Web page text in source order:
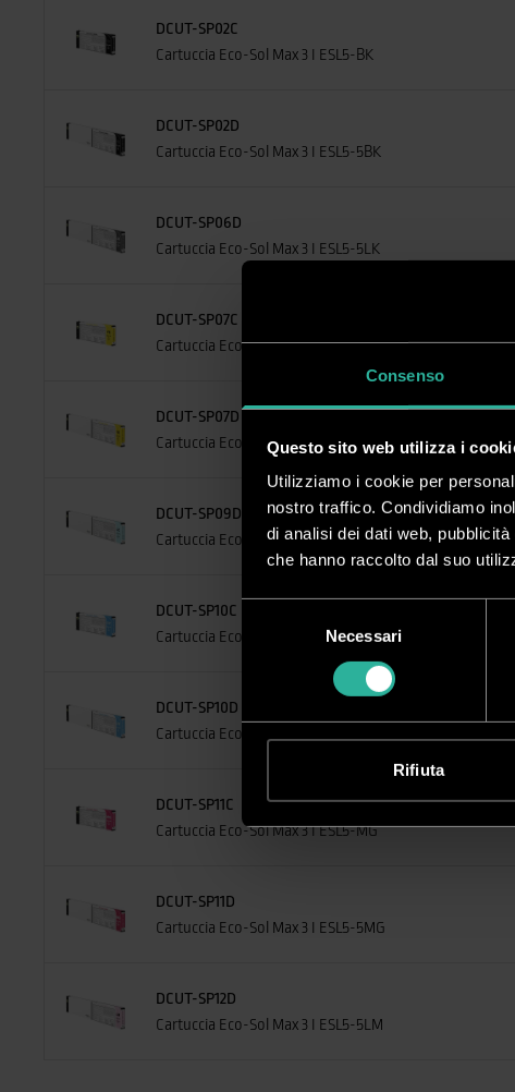
Consenso
Questo sito web utilizza i
Utilizziamo i cookie per
nostro traffico. Condividiamo
di analisi dei dati web,
che hanno raccolto dal suo
del
Necessari
Rifiuta
DCUT-SP02C
Cartuccia Eco-Sol Max 3 I ESL5-BK
DCUT-SP02D
Cartuccia Eco-Sol Max 3 I ESL5-5BK
DCUT-SP06D
Cartuccia Eco-Sol Max 3 I ESL5-5LK
DCUT-SP07C
Cartuccia Eco-Sol Max 3 I ESL5-YE
DCUT-SP07D
Cartuccia Eco-Sol Max 3 I ESL5-5YE
DCUT-SP09D
Cartuccia Eco-Sol Max 3 I ESL5-5LC
DCUT-SP10C
Cartuccia Eco-Sol Max 3 I ESL5-CY
DCUT-SP10D
Cartuccia Eco-Sol Max 3 I ESL5-5CY
DCUT-SP11C
Cartuccia Eco-Sol Max 3 I ESL5-MG
DCUT-SP11D
Cartuccia Eco-Sol Max 3 I ESL5-5MG
DCUT-SP12D
Cartuccia Eco-Sol Max 3 I ESL5-5LM